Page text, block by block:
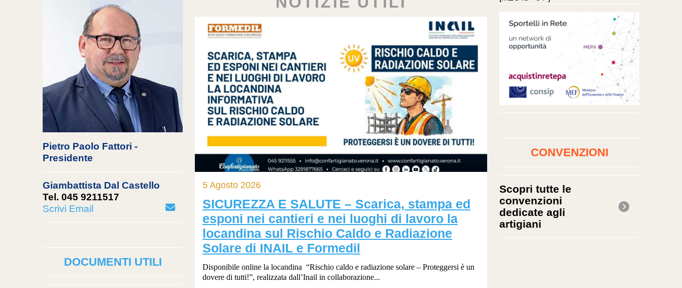
Pietro Paolo Fattori -
Presidente
Giambattista Dal Castello
Tel. 045 9211517
Scrivi Email
DOCUMENTI UTILI
5 Agosto 2026
SICUREZZA E SALUTE – Scarica, stampa ed
esponi nei cantieri e nei luoghi di lavoro la
locandina sul Rischio Caldo e Radiazione
Solare di INAIL e Formedil
Disponibile online la locandina “Rischio caldo e radiazione solare – Proteggersi è un
dovere di tutti!”, realizzata dall’Inail in collaborazione...
CONVENZIONI
Scopri tutte le
convenzioni
dedicate agli
artigiani